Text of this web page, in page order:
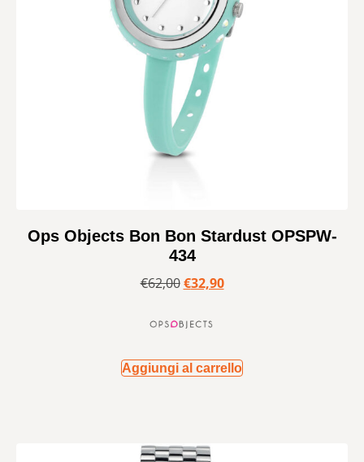
Ops Objects Bon Bon Stardust OPSPW-
434
€62,00 €32,90
Aggiungi al carrello